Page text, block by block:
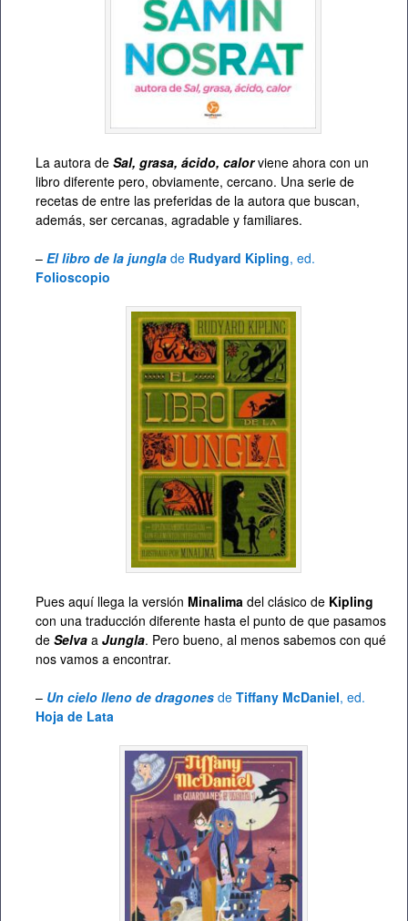
La autora de Sal, grasa, ácido, calorviene ahora con un
libro diferente pero, obviamente, cercano. Una serie de
recetas de entre las preferidas de la autora que buscan,
además, ser cercanas, agradable y familiares.
– El libro de la jungla de Rudyard Kipling, ed.
Folioscopio
Pues aquí llega la versión Minalima del clásico de Kipling
con una traducción diferente hasta el punto de que pasamos
de Selva a Jungla. Pero bueno, al menos sabemos con qué
nos vamos a encontrar.
– Un cielo lleno de dragones de Tiffany McDaniel, ed.
Hoja de Lata